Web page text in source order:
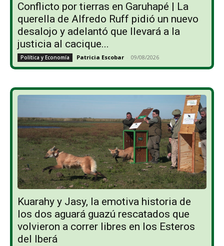
Conflicto por tierras en Garuhapé | La
querella de Alfredo Ruff pidió un nuevo
desalojo y adelantó que llevará a la
justicia al cacique...
Política y Economía Patricia Escobar - 09/08/2026
Kuarahy y Jasy, la emotiva historia de
los dos aguará guazú rescatados que
volvieron a correr libres en los Esteros
del Iberá